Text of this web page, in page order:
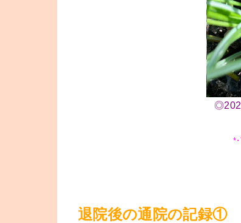
*
退院後の通院の記録①